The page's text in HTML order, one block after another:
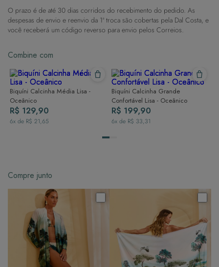
Dicas de Lavagem:
Lave rapidamente: Assim que possível, lave separado de outras peças.
À mão e com cuidado: Use água fria e sabão neutro, evitando máquina
Secagem ideal: Não deixe de molho nem guarde úmido. Seque à
Para cores vibrantes: Lave as peças antes do primeiro uso e siga as
dicas acima para manter as cores radiantes.
O prazo é de até 30 dias corridos do recebimento do pedido. As
despesas de envio e reenvio da 1ª troca são cobertas pela Dal Costa, e
você receberá um código reverso para envio pelos Correios.
Combine com
Biquíni Calcinha Média Lisa -
Oceânico
R$ 129,90
6x de R$ 21,65
Biquíni Calcinha Grande
Confortável Lisa - Oceânico
R$ 199,90
6x de R$ 33,31
Compre junto